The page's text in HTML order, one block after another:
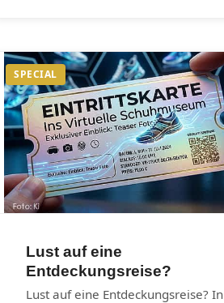
SPECIAL
Lust auf eine
Entdeckungsreise?
Lust auf eine Entdeckungsreise? In